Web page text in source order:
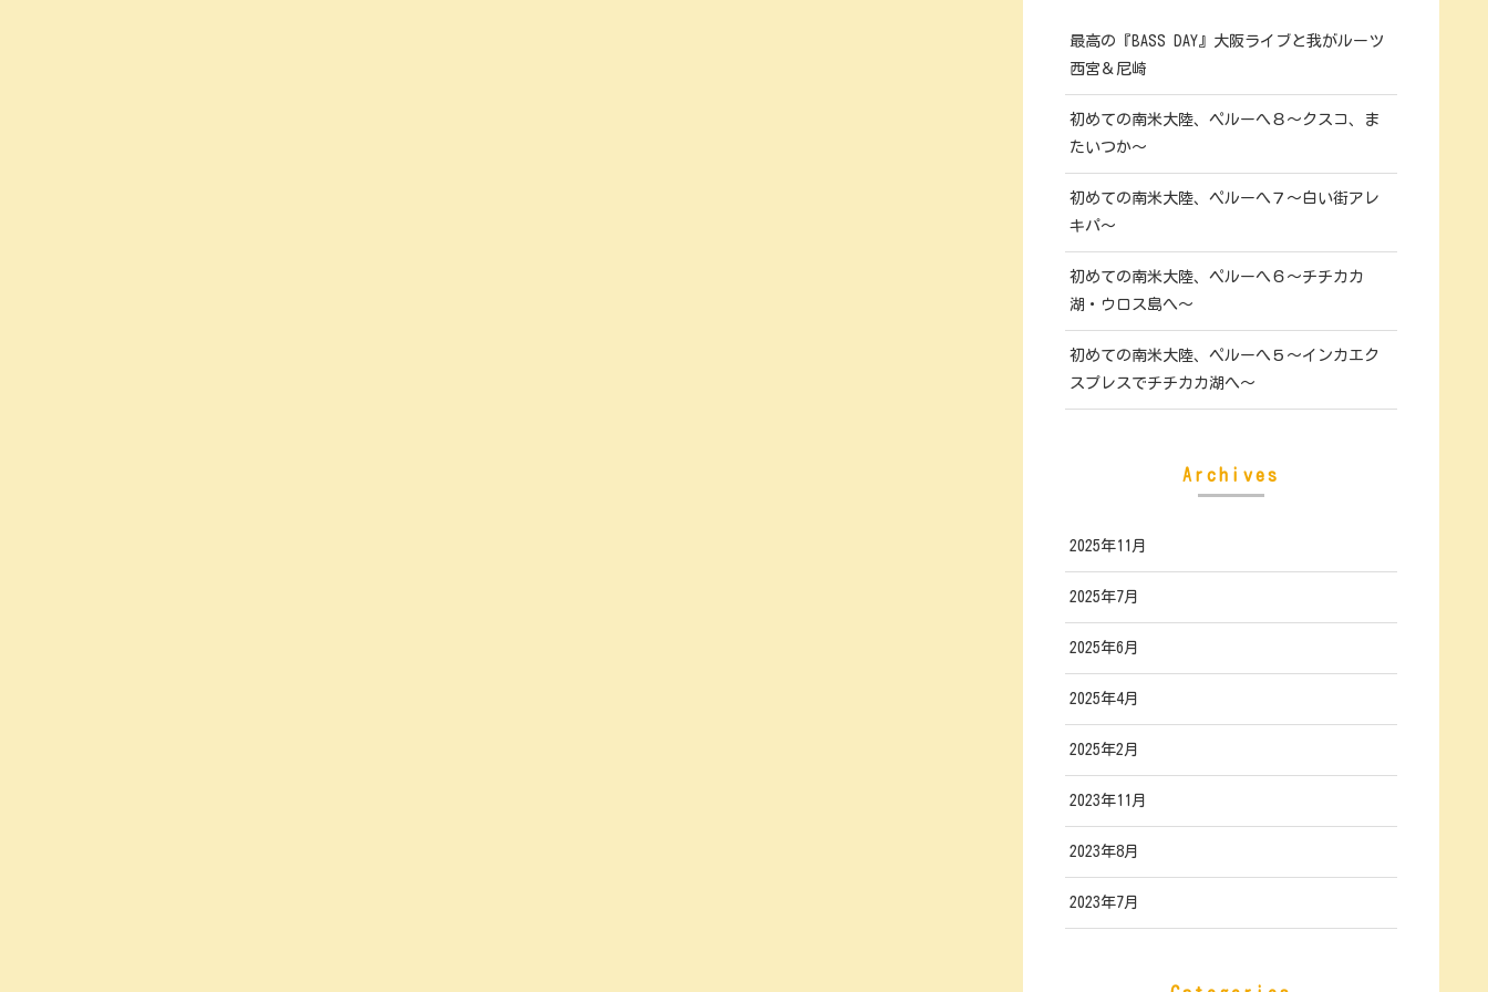
最高の『BASS DAY』大阪ライブと我がルーツ
西宮＆尼崎
初めての南米大陸、ペルーへ８～クスコ、ま
たいつか～
初めての南米大陸、ペルーへ７～白い街アレ
キパ～
初めての南米大陸、ペルーへ６～チチカカ
湖・ウロス島へ～
初めての南米大陸、ペルーへ５～インカエク
スプレスでチチカカ湖へ～
Archives
2025年11月
2025年7月
2025年6月
2025年4月
2025年2月
2023年11月
2023年8月
2023年7月